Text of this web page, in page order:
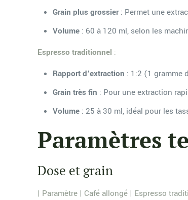
Grain plus grossier: Permet une
Volume : 60 à 120 ml, selon les
Espresso traditionnel :
Rapport d’extraction : 1:2 (1 gramme
Grain très fin : Pour une extraction
Volume : 25 à 30 ml, idéal pour les
Paramètres
Dose et grain
| Paramètre | Café allongé | Espresso